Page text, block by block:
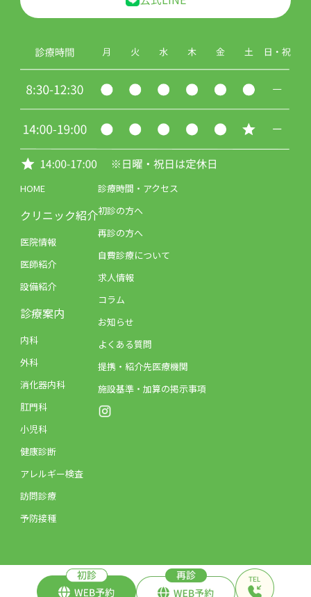
HOME
クリニック紹介
医院情報
医師紹介
設備紹介
診療案内
内科
外科
消化器内科
肛門科
小児科
健康診断
アレルギー検査
訪問診療
予防接種
診療時間・アクセス
初診の方へ
再診の方へ
自費診療について
求人情報
コラム
お知らせ
よくある質問
提携・紹介先医療機関
施設基準・加算の掲示事項
©2025.fukujyu medical clinic.